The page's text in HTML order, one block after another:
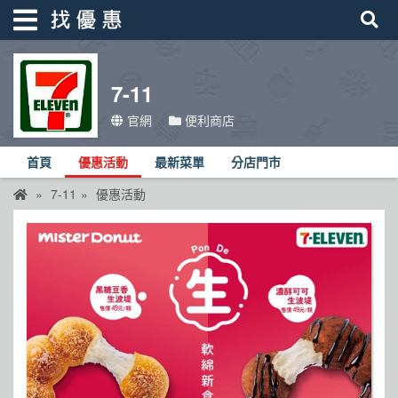
7-11
官網 便利商店
首頁 優惠活動 最新菜單 分店門市
7-11 優惠活動
找優惠
首頁
優惠活動
折價卷
線上DM